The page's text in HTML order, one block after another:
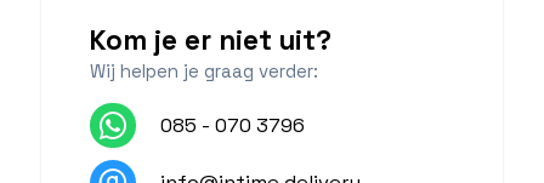
Kom je er niet uit?
Wij helpen je graag verder:
085 - 070 3796